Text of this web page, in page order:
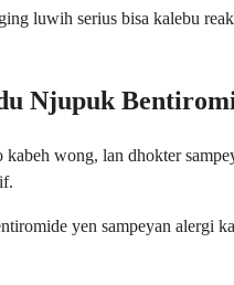
luwih serius bisa kalebu
Njupuk
wong, lan dhokter
yen sampeyan alergi